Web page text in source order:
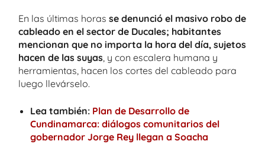
En las últimas horas se denunció el masivo robo de
cableado en el sector de Ducales; habitantes
mencionan que no importa la hora del día, sujetos
hacen de las suyas , y con escalera humana y
herramientas, hacen los cortes del cableado para
luego llevárselo.
Lea también: Plan de Desarrollo de
Cundinamarca: diálogos comunitarios del
gobernador Jorge Rey llegan a Soacha